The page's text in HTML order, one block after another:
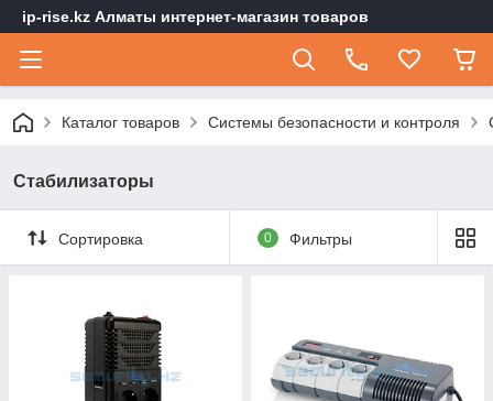
ip-rise.kz Алматы интернет-магазин товаров
Каталог товаров Системы безопасности и контроля
Стабилизаторы
Сортировка 0 Фильтры